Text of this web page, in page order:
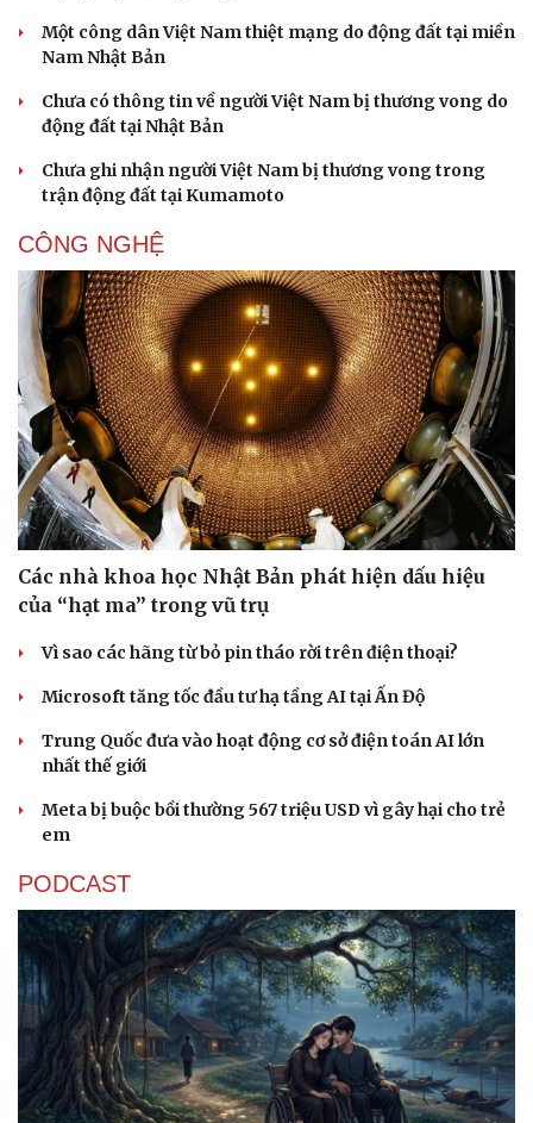
Sức khỏe
Dinh dưỡng - món ngon
Cây thuốc
Sản phụ khoa
Nhi khoa
Nam khoa
Làm đẹp - giảm cân
Phòng mạch online
Ăn sạch sống khỏe
Nhà đẹp
Blog
Tình yêu - Gia đình
Một công dân Việt Nam thiệt mạng do động đất tại miền
Nam Nhật Bản
Chưa có thông tin về người Việt Nam bị thương vong do
động đất tại Nhật Bản
Chưa ghi nhận người Việt Nam bị thương vong trong
trận động đất tại Kumamoto
CÔNG NGHỆ
Các nhà khoa học Nhật Bản phát hiện dấu hiệu
của “hạt ma” trong vũ trụ
Vì sao các hãng từ bỏ pin tháo rời trên điện thoại?
Microsoft tăng tốc đầu tư hạ tầng AI tại Ấn Độ
Trung Quốc đưa vào hoạt động cơ sở điện toán AI lớn
nhất thế giới
Meta bị buộc bồi thường 567 triệu USD vì gây hại cho trẻ
em
PODCAST